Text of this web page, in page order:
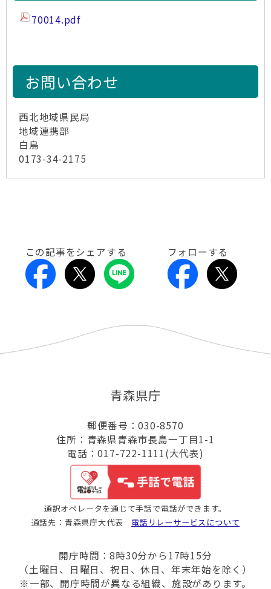
70014.pdf
お問い合わせ
西北地域県民局
地域連携部
白鳥
0173-34-2175
この記事をシェアする フォローする
青森県庁
郵便番号：030-8570
住所：青森県青森市長島一丁目1-1
電話：017-722-1111(大代表)
通訳オペレータを通じて手話で電話ができます。
通話先：青森県庁大代表 電話リレーサービスについて
開庁時間：8時30分から17時15分
（土曜日、日曜日、祝日、休日、年末年始を除く）
※一部、開庁時間が異なる組織、施設があります。